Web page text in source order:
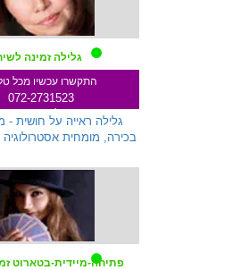
גלילה זמינה
התקשרו עכשיו מכל
072-2731523
שלוחה 712
גלילה ראייה על חושית
בכירה, מומחית אסטרולוגיה
פתיחה-מיידית-בטארוט